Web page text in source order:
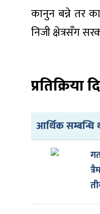
कानुन बन्ने तर
निजी क्षेत्रसँग
प्रतिक्रिया
आर्थिक सम्बन्धि